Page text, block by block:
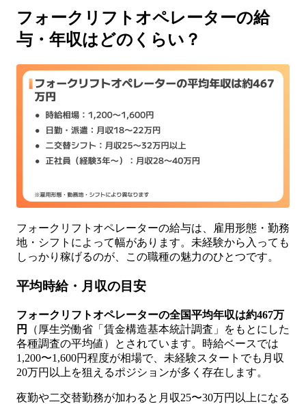
フォークリフトオペレーターの給
与・年収はどのくらい？
フォークリフトオペレーターの給与は、雇用形態・勤務
地・シフトによって幅があります。未経験から入っても
しっかり稼げるのが、この職種の魅力のひとつです。
平均時給・月収の目安
フォークリフトオペレーターの全国平均年収は約467万
円
（厚生労働省「賃金構造基本統計調査」をもとにした
各種調査の平均値）とされています。時給ベースでは
1,200〜1,600円程度が相場で、未経験スタートでも月収
20万円以上を狙えるポジションが多く存在します。
夜勤や二交替勤務が加わると月収25〜30万円以上になる